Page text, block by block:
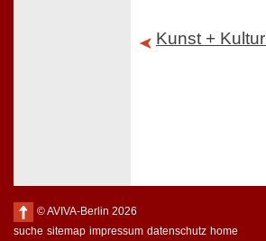
Kunst +
© AVIVA-Berlin 2026
suche sitemap impressum datenschutz home